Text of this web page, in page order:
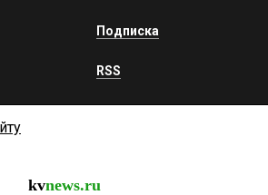
Подписка
RSS
kvnews.ru